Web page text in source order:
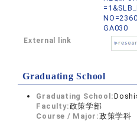
GA030
External link
Graduating School
Graduating School:
Faculty:政策学部
Course / Major:政策学科